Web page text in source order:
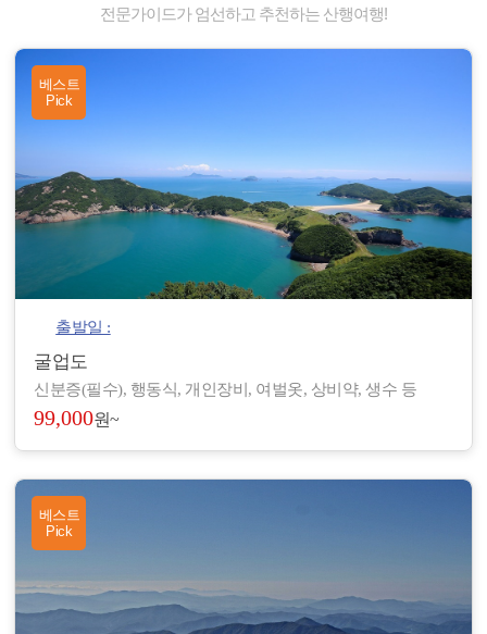
전문가이드가 엄선하고 추천하는 산행여행!
베스트
Pick
출발일 :
굴업도
신분증(필수), 행동식, 개인장비, 여벌옷, 상비약, 생수 등
99,000원~
베스트
Pick